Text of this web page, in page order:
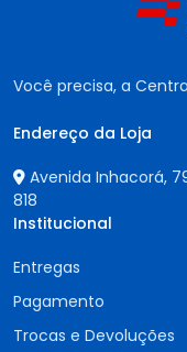
Você precisa, a
Endereço da Loja
Avenida Inhacorá,
818
Institucional
Entregas
Pagamento
Trocas e Devoluções